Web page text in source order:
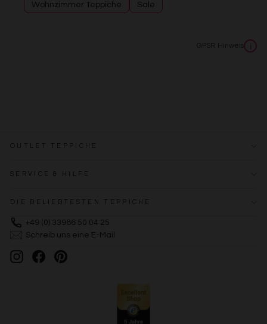
Wohnzimmer Teppiche Sale
GPSR Hinweis i
OUTLET TEPPICHE
SERVICE & HILFE
DIE BELIEBTESTEN TEPPICHE
+49 (0) 33986 50 04 25
Schreib uns eine E-Mail
InstagramFacebookPinterest
Erstellung von Profilen zur Personalisierung von Inhalten